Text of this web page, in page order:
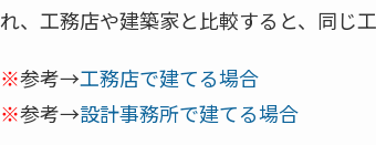
れ、工務店や建築家と比較すると、同じ
※参考→工務店で建てる場合
※参考→設計事務所で建てる場合